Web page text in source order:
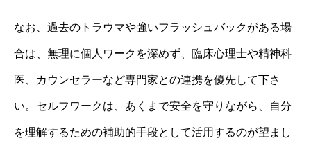
なお、過去のトラウマや強いフラッシュバックがある場
合は、無理に個人ワークを深めず、臨床心理士や精神科
医、カウンセラーなど専門家との連携を優先して下さ
い。セルフワークは、あくまで安全を守りながら、自分
を理解するための補助的手段として活用するのが望まし